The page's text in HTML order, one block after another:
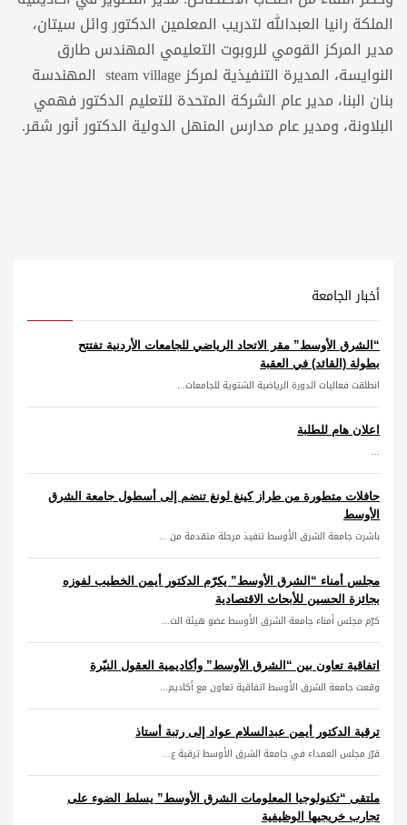
الملكة رانيا العبدالله لتدريب المعلمين الدكتور وائل سيتان،
مدير المركز القومي للروبوت التعليمي المهندس طارق
النوايسة، المديرة التنفيذية لمركز steam village المهندسة
بنان البنا، مدير عام الشركة المتحدة للتعليم الدكتور فهمي
البلاونة، ومدير عام مدارس المنهل الدولية الدكتور أنور شقر.
أخبار الجامعة
“الشرق الأوسط” مقر الاتحاد الرياضي للجامعات الأردنية تفتتح
بطولة (القائد) في العقبة
انطلقت فعاليات الدورة الرياضية الشتوية للجامعات...
اعلان هام للطلبة
...
حافلات متطورة من طراز كينغ لونغ تنضم إلى أسطول جامعة الشرق
الأوسط
باشرت جامعة الشرق الأوسط تنفيذ مرحلة متقدمة من ...
مجلس أمناء “الشرق الأوسط” يكرّم الدكتور أيمن الخطيب لفوزه
بجائزة الحسين للأبحاث الاقتصادية
كرّم مجلس أمناء جامعة الشرق الأوسط عضو هيئة الت...
اتفاقية تعاون بين “الشرق الأوسط” وأكاديمية العقول النيّرة
وقعت جامعة الشرق الأوسط اتفاقية تعاون مع أكاديم...
ترقية الدكتور أيمن عبدالسلام عواد إلى رتبة أستاذ
قرّر مجلس العمداء في جامعة الشرق الأوسط ترقية ع...
ملتقى “تكنولوجيا المعلومات الشرق الأوسط” يسلط الضوء على
تجارب خريجيها الوظيفية